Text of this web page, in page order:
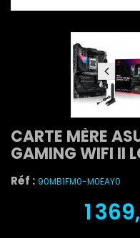
CARTE MÈRE
GAMING WIFI II
Réf : 90MB1FM0-M0EAY0
1